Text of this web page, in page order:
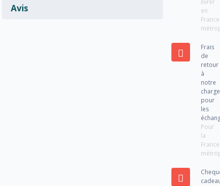
Avis
en
France
Frais
de
retour
à
notre
charge
pour
les
Pour
la
France